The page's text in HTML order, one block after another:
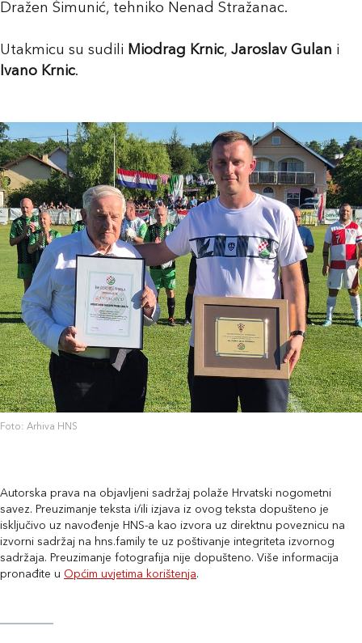
Dražen Šimunić, tehniko Nenad Stražanac.
Utakmicu su sudili Miodrag Krnic, Jaroslav Gulan i
Ivano Krnic.
Foto: Arhiva HNS
Autorska prava na objavljeni sadržaj polaže Hrvatski nogometni
savez. Preuzimanje teksta i/ili izjava iz ovog teksta dopušteno je
isključivo uz navođenje HNS-a kao izvora uz direktnu poveznicu na
izvorni sadržaj na hns.family te uz poštivanje integriteta izvornog
sadržaja. Preuzimanje fotografija nije dopušteno. Više informacija
pronađite u Općim uvjetima korištenja.